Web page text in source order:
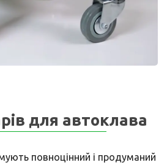
для автоклава
повноцінний і продуманий